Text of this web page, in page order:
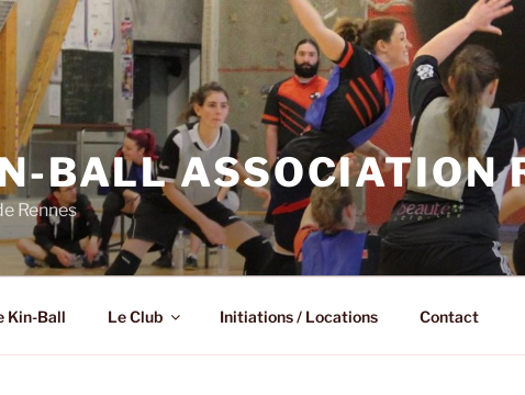
BALL ASSOCIATION
Rennes
Kin-Ball Le Club Initiations / Locations Contact